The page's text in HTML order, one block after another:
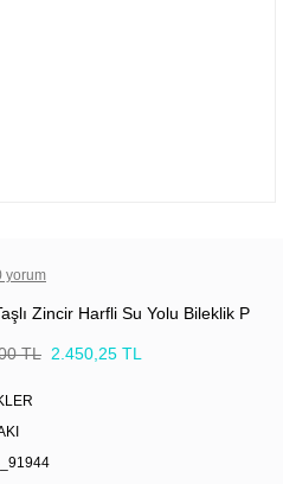
yorum
Zincir Harfli Su Yolu Bileklik P
TL 2.450,25 TL